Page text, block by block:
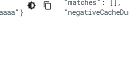
"matches": [],